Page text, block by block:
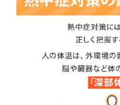
ださい。
●本体裏面のセンサ
いよう常に清潔な状
●他の電子精密機
●ペースメーカー等